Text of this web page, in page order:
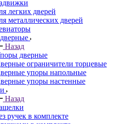
легких дверей
металлических дверей
Назад
дверные
ограничители торцевые
упоры напольные
упоры настенные
Назад
ручек в комплекте